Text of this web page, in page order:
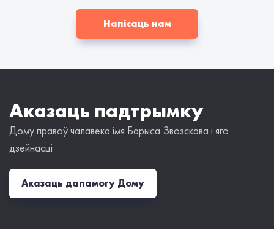
Напісаць нам
Аказаць падтрымку
Дому правоў чалавека імя Барыса Звозскава і яго
дзейнасці
Аказаць дапамогу Дому